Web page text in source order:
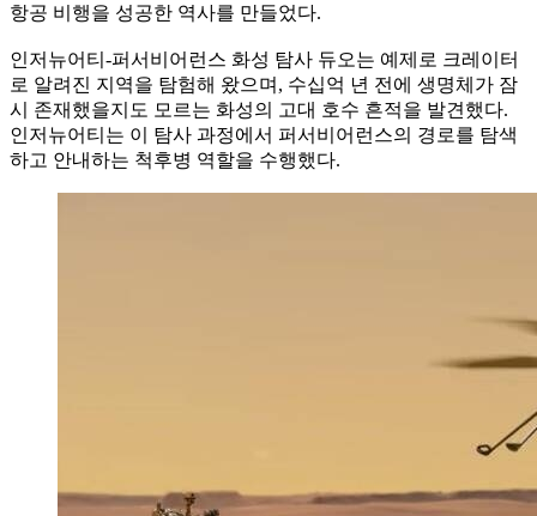
항공 비행을 성공한 역사를 만들었다.
인저뉴어티-퍼서비어런스 화성 탐사 듀오는 예제로 크레이터
로 알려진 지역을 탐험해 왔으며, 수십억 년 전에 생명체가 잠
시 존재했을지도 모르는 화성의 고대 호수 흔적을 발견했다.
인저뉴어티는 이 탐사 과정에서 퍼서비어런스의 경로를 탐색
하고 안내하는 척후병 역할을 수행했다.